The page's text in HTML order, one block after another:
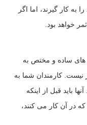
به کار گیرند، اما اگر
خواهد بود.
های ساده و مختص به
نیست. کارمندان شما به
باید قبل از اینکه
در آن کار می کنند،